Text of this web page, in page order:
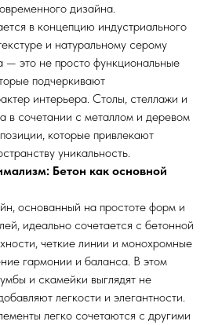
дизайна.
в концепцию индустриального
и натуральному серому
— это не просто функциональные
подчеркивают
интерьера. Столы, стеллажи и
в сочетании с металлом и деревом
которые привлекают
уникальность.
Бетон как основной
основанный на простоте форм и
идеально сочетается с бетонной
четкие линии и монохромные
гармонии и баланса. В этом
и скамейки выглядят не
легкости и элегантности.
легко сочетаются с другими